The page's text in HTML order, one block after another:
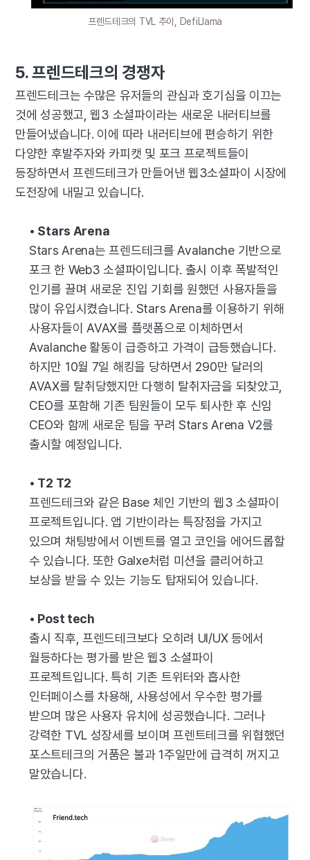
프렌드테크의 TVL 추이, DefiLlama
5. 프렌드테크의 경쟁자
프렌드테크는 수많은 유저들의 관심과 호기심을 이끄는
것에 성공했고, 웹3 소셜파이라는 새로운 내러티브를
만들어냈습니다. 이에 따라 내러티브에 편승하기 위한
다양한 후발주자와 카피캣 및 포크 프로젝트들이
등장하면서 프렌드테크가 만들어낸 웹3소셜파이 시장에
도전장에 내밀고 있습니다.
• Stars Arena
Stars Arena는 프렌드테크를 Avalanche 기반으로
포크 한 Web3 소셜파이입니다. 출시 이후 폭발적인
인기를 끌며 새로운 진입 기회를 원했던 사용자들을
많이 유입시켰습니다. Stars Arena를 이용하기 위해
사용자들이 AVAX를 플랫폼으로 이체하면서
Avalanche 활동이 급증하고 가격이 급등했습니다.
하지만 10월 7일 해킹을 당하면서 290만 달러의
AVAX를 탈취당했지만 다행히 탈취자금을 되찾았고,
CEO를 포함해 기존 팀원들이 모두 퇴사한 후 신임
CEO와 함께 새로운 팀을 꾸려 Stars Arena V2를
출시할 예정입니다.
• T2 T2
프렌드테크와 같은 Base 체인 기반의 웹3 소셜파이
프로젝트입니다. 앱 기반이라는 특장점을 가지고
있으며 채팅방에서 이벤트를 열고 코인을 에어드롭할
수 있습니다. 또한 Galxe처럼 미션을 클리어하고
보상을 받을 수 있는 기능도 탑재되어 있습니다.
• Post tech
출시 직후, 프렌드테크보다 오히려 UI/UX 등에서
월등하다는 평가를 받은 웹3 소셜파이
프로젝트입니다. 특히 기존 트위터와 흡사한
인터페이스를 차용해, 사용성에서 우수한 평가를
받으며 많은 사용자 유치에 성공했습니다. 그러나
강력한 TVL 성장세를 보이며 프렌트테크를 위협했던
포스트테크의 거품은 불과 1주일만에 급격히 꺼지고
말았습니다.